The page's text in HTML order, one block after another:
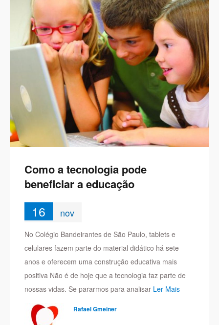
Como a tecnologia pode
beneficiar a educação
16 nov
No Colégio Bandeirantes de São Paulo, tablets e
celulares fazem parte do material didático há sete
anos e oferecem uma construção educativa mais
positiva Não é de hoje que a tecnologia faz parte de
nossas vidas. Se pararmos para analisar Ler Mais
Rafael Gmeiner